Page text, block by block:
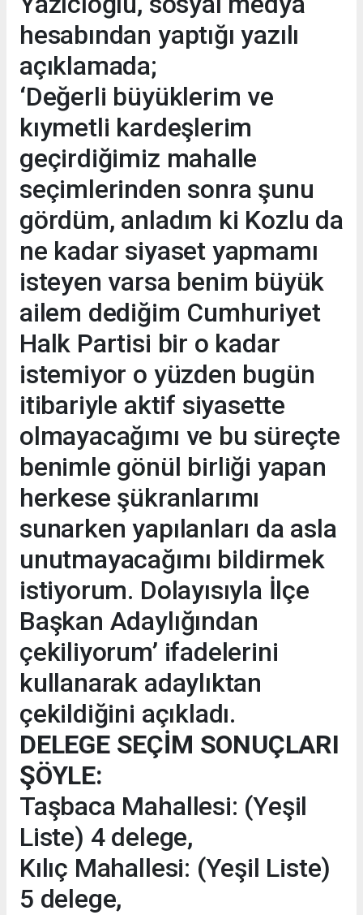
hesabından yaptığı yazılı
açıklamada;
‘Değerli büyüklerim ve
kıymetli kardeşlerim
geçirdiğimiz mahalle
seçimlerinden sonra şunu
gördüm, anladım ki Kozlu da
ne kadar siyaset yapmamı
isteyen varsa benim büyük
ailem dediğim Cumhuriyet
Halk Partisi bir o kadar
istemiyor o yüzden bugün
itibariyle aktif siyasette
olmayacağımı ve bu süreçte
benimle gönül birliği yapan
herkese şükranlarımı
sunarken yapılanları da asla
unutmayacağımı bildirmek
istiyorum. Dolayısıyla İlçe
Başkan Adaylığından
çekiliyorum’ ifadelerini
kullanarak adaylıktan
çekildiğini açıkladı.
DELEGE SEÇİM SONUÇLARI
ŞÖYLE:
Taşbaca Mahallesi: (Yeşil
Liste) 4 delege,
Kılıç Mahallesi: (Yeşil Liste)
5 delege,